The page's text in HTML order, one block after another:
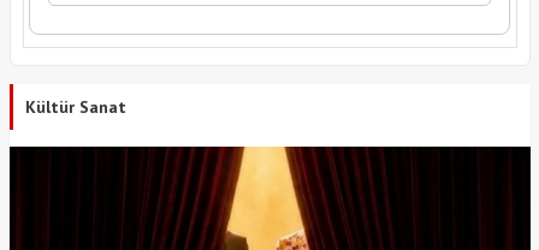
Kültür Sanat